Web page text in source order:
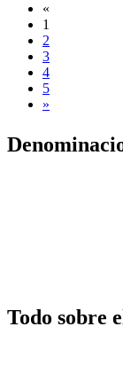
«
1
2
3
4
5
»
Denomina
Todo sobre